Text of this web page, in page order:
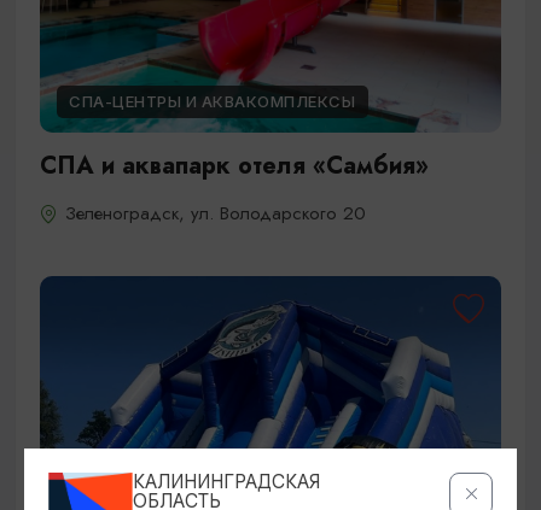
СПА-ЦЕНТРЫ И АКВАКОМПЛЕКСЫ
СПА и аквапарк отеля «Самбия»
Зеленоградск, ул. Володарского 20
КАЛИНИНГРАДСКАЯ
ОБЛАСТЬ